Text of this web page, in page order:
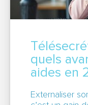
quels
aides en
Externaliser